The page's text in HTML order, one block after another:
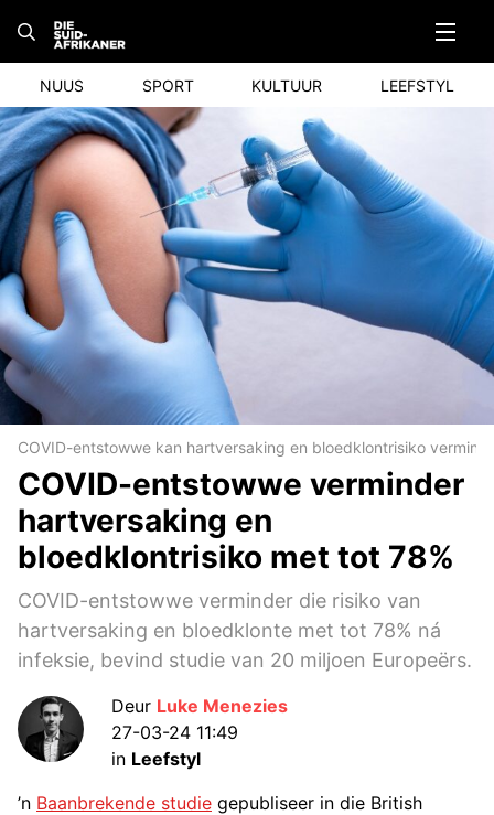
content
NUUS SPORT KULTUUR LEEFSTYL
COVID-entstowwe kan hartversaking en bloedklontrisiko
COVID-entstowwe verminder
hartversaking en
bloedklontrisiko met tot 78%
COVID-entstowwe verminder die risiko van
hartversaking en bloedklonte met tot 78% ná
infeksie, bevind studie van 20 miljoen Europeërs.
Deur Luke Menezies
27-03-24 11:49
in Leefstyl
’n Baanbrekende studie gepubliseer in die British